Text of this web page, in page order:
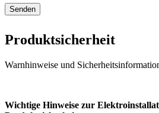
Produktsicherheit
Warnhinweise und
Wichtige Hinweise zur